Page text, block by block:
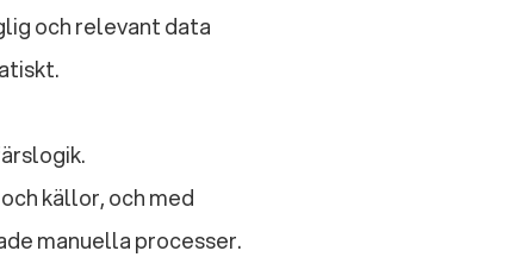
och relevant data
källor, och med
manuella processer.